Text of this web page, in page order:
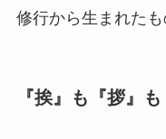
修行から生まれたも
『挨』も『拶』